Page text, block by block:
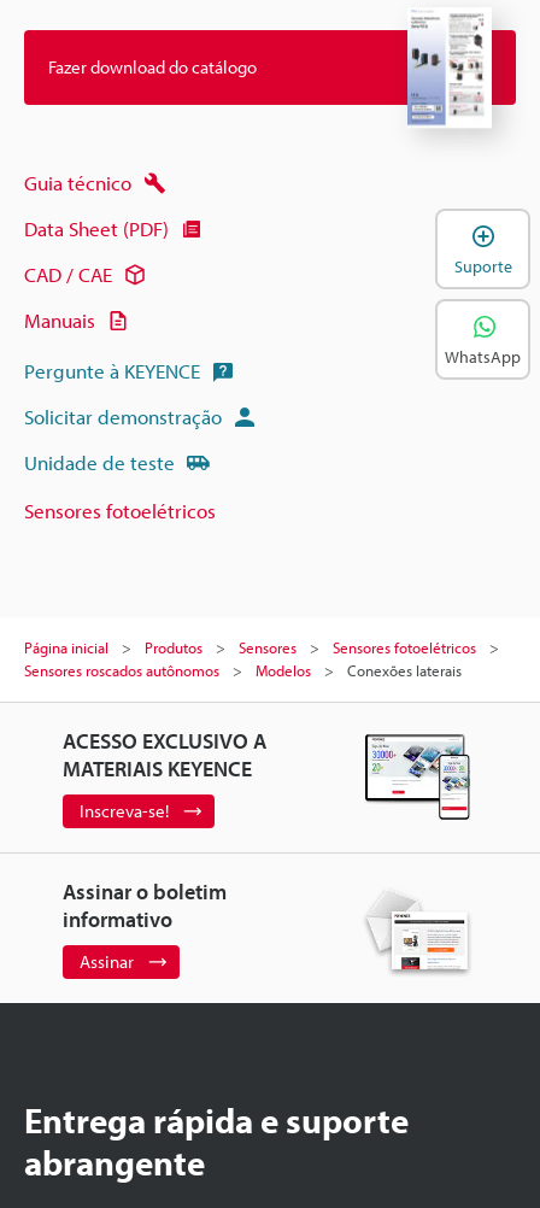
Fazer download do catálogo
Guia técnico
Data Sheet (PDF)
CAD / CAE
Manuais
Pergunte à KEYENCE
Solicitar demonstração
Unidade de teste
Sensores fotoelétricos
Página inicial Produtos Sensores
Sensores fotoelétricos
Sensores roscados autônomos
Modelos Conexões laterais
ACESSO EXCLUSIVO A
MATERIAIS KEYENCE
Inscreva-se!
Assinar o boletim
informativo
Assinar
Entrega rápida e suporte
abrangente
Suporte
WhatsApp